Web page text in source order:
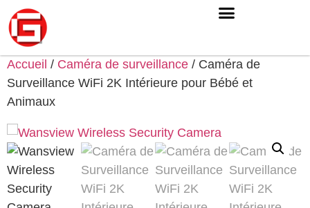
Accueil / Caméra de surveillance / Caméra de
Surveillance WiFi 2K Intérieure pour Bébé et
Animaux